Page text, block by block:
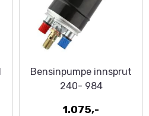
Bensinpumpe innsprut
240- 984
1.075,-